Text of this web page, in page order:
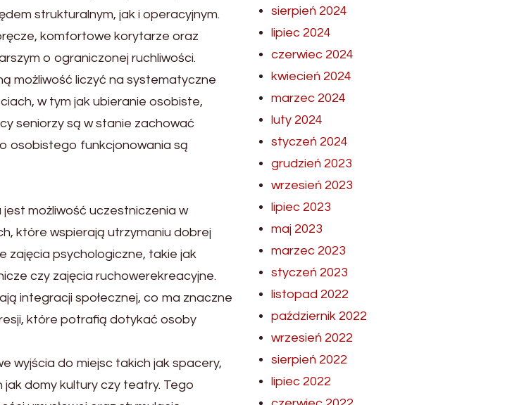
strukturalnym, jak i operacyjnym.
komfortowe korytarze oraz
o ograniczonej ruchliwości.
możliwość liczyć na systematyczne
w tym jak ubieranie osobiste,
seniorzy są w stanie zachować
osobistego funkcjonowania są
możliwość uczestniczenia w
które wspierają utrzymaniu dobrej
zajęcia psychologiczne, takie jak
czy zajęcia ruchowerekreacyjne.
integracji społecznej, co ma znaczne
które potrafią dotykać osoby
wyjścia do miejsc takich jak spacery,
domy kultury czy teatry. Tego
sierpień 2024
lipiec 2024
czerwiec 2024
kwiecień 2024
marzec 2024
luty 2024
styczeń 2024
grudzień 2023
wrzesień 2023
lipiec 2023
maj 2023
marzec 2023
styczeń 2023
listopad 2022
październik 2022
wrzesień 2022
sierpień 2022
lipiec 2022